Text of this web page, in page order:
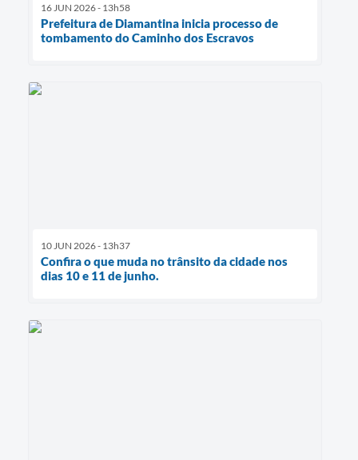
16 JUN 2026 - 13h58
Prefeitura de Diamantina inicia processo de
tombamento do Caminho dos Escravos
10 JUN 2026 - 13h37
Confira o que muda no trânsito da cidade nos
dias 10 e 11 de junho.